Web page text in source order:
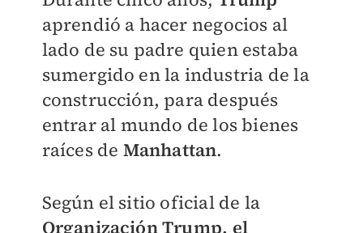
aprendió a hacer negocios al
lado de su padre quien estaba
sumergido en la industria de la
construcción, para después
entrar al mundo de los bienes
raíces de Manhattan.
Según el sitio oficial de la
Organización Trump, el